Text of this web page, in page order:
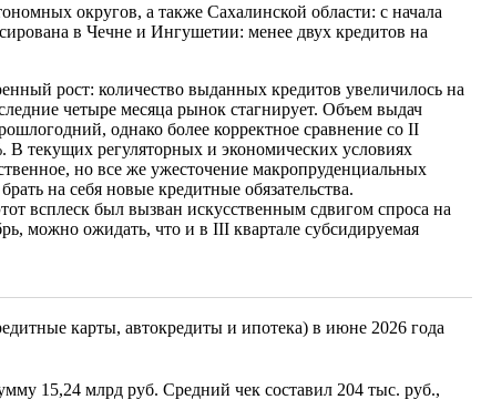
округов, а также Сахалинской области: с начала
в Чечне и Ингушетии: менее двух кредитов на
рост: количество выданных кредитов увеличилось на
четыре месяца рынок стагнирует. Объем выдач
однако более корректное сравнение со II
В текущих регуляторных и экономических условиях
но все же ужесточение макропруденциальных
на себя новые кредитные обязательства.
всплеск был вызван искусственным сдвигом спроса на
можно ожидать, что и в III квартале субсидируемая
карты, автокредиты и ипотека) в июне 2026 года
15,24 млрд руб. Средний чек составил 204 тыс. руб.,